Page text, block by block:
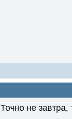
Точно не